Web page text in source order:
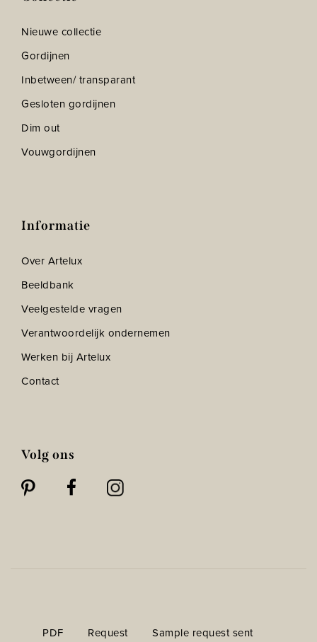
Nieuwe collectie
Gordijnen
Inbetween/ transparant
Gesloten gordijnen
Dim out
Vouwgordijnen
Informatie
Over Artelux
Beeldbank
Veelgestelde vragen
Verantwoordelijk ondernemen
Werken bij Artelux
Contact
Volg ons
PDF Request Sample request sent